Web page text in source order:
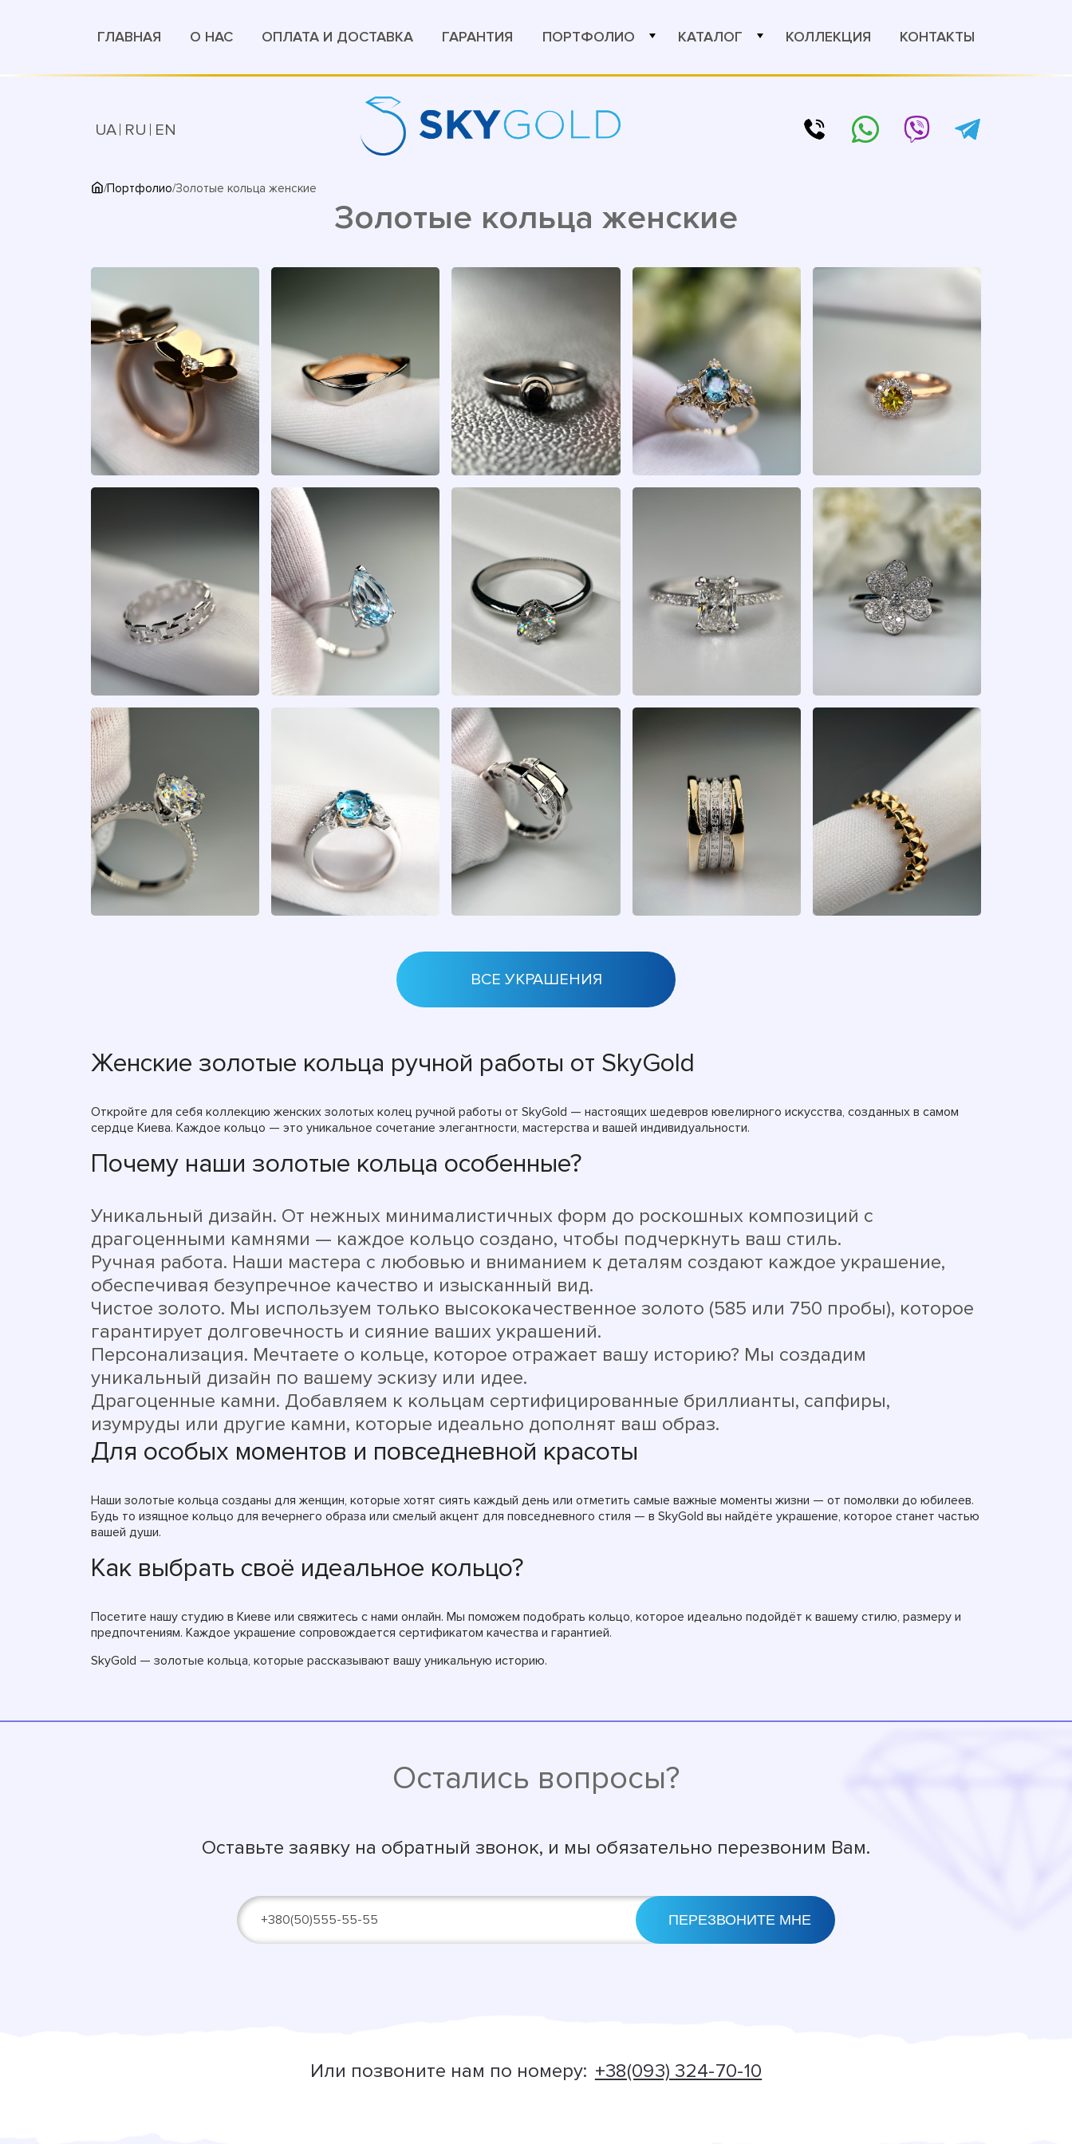
ГЛАВНАЯ О НАС ОПЛАТА И ДОСТАВКА ГАРАНТИЯ ПОРТФОЛИО КАТАЛОГ КОЛЛЕКЦИЯ КОНТАКТЫ
UA RU EN
/Портфолио/Золотые кольца женские
Золотые кольца женские
ВСЕ УКРАШЕНИЯ
Женские золотые кольца ручной работы от SkyGold
Откройте для себя коллекцию женских золотых колец ручной работы от SkyGold — настоящих шедевров ювелирного искусства, созданных в самом
сердце Киева. Каждое кольцо — это уникальное сочетание элегантности, мастерства и вашей индивидуальности.
Почему наши золотые кольца особенные?
Уникальный дизайн. От нежных минималистичных форм до роскошных композиций с
драгоценными камнями — каждое кольцо создано, чтобы подчеркнуть ваш стиль.
Ручная работа. Наши мастера с любовью и вниманием к деталям создают каждое украшение,
обеспечивая безупречное качество и изысканный вид.
Чистое золото. Мы используем только высококачественное золото (585 или 750 пробы), которое
гарантирует долговечность и сияние ваших украшений.
Персонализация. Мечтаете о кольце, которое отражает вашу историю? Мы создадим
уникальный дизайн по вашему эскизу или идее.
Драгоценные камни. Добавляем к кольцам сертифицированные бриллианты, сапфиры,
изумруды или другие камни, которые идеально дополнят ваш образ.
Для особых моментов и повседневной красоты
Наши золотые кольца созданы для женщин, которые хотят сиять каждый день или отметить самые важные моменты жизни — от помолвки до юбилеев.
Будь то изящное кольцо для вечернего образа или смелый акцент для повседневного стиля — в SkyGold вы найдёте украшение, которое станет частью
вашей души.
Как выбрать своё идеальное кольцо?
Посетите нашу студию в Киеве или свяжитесь с нами онлайн. Мы поможем подобрать кольцо, которое идеально подойдёт к вашему стилю, размеру и
предпочтениям. Каждое украшение сопровождается сертификатом качества и гарантией.
SkyGold — золотые кольца, которые рассказывают вашу уникальную историю.
Остались вопросы?
Оставьте заявку на обратный звонок, и мы обязательно перезвоним Вам.
Или позвоните нам по номеру: +38(093) 324-70-10